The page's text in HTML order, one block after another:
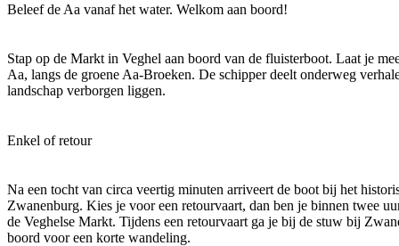
Beleef de Aa vanaf het water. Welkom aan boord!
Stap op de Markt in Veghel aan boord van de fluisterboot. Laat je
Aa, langs de groene Aa-Broeken. De schipper deelt onderweg
landschap verborgen liggen.
Enkel of retour
Na een tocht van circa veertig minuten arriveert de boot bij het
Zwanenburg. Kies je voor een retourvaart, dan ben je binnen twee
de Veghelse Markt. Tijdens een retourvaart ga je bij de stuw bij
boord voor een korte wandeling.